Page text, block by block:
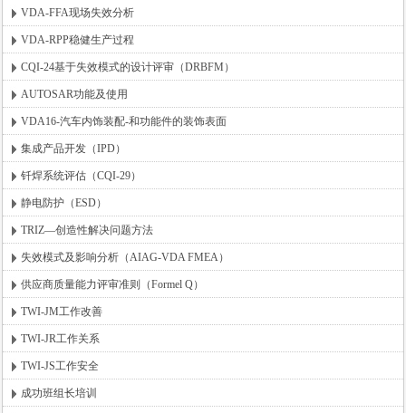
VDA-FFA现场失效分析
VDA-RPP稳健生产过程
CQI-24基于失效模式的设计评审（DRBFM）
AUTOSAR功能及使用
VDA16-汽车内饰装配-和功能件的装饰表面
集成产品开发（IPD）
钎焊系统评估（CQI-29）
静电防护（ESD）
TRIZ—创造性解决问题方法
失效模式及影响分析（AIAG-VDA FMEA）
供应商质量能力评审准则（Formel Q）
TWI-JM工作改善
TWI-JR工作关系
TWI-JS工作安全
成功班组长培训